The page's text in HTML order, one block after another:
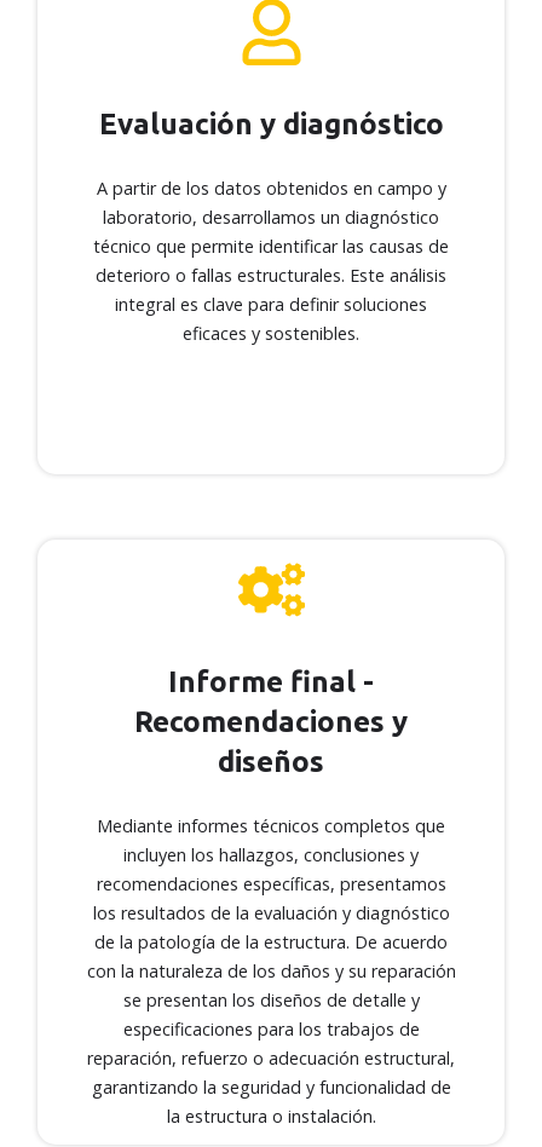
Evaluación y diagnóstico
A partir de los datos obtenidos en campo y
laboratorio, desarrollamos un diagnóstico
técnico que permite identificar las causas de
deterioro o fallas estructurales. Este análisis
integral es clave para definir soluciones
eficaces y sostenibles.
Evaluación y diagnóstico
A partir de los datos obtenidos en campo y
técnico que permite identificar las causas de
deterioro o fallas estructurales. Este análisis
integral es clave para definir soluciones
eficaces y sostenibles.
Informe final -
Recomendaciones y
diseños
Mediante informes técnicos completos que
incluyen los hallazgos, conclusiones y
recomendaciones específicas, presentamos
los resultados de la evaluación y diagnóstico
de la patología de la estructura. De acuerdo
con la naturaleza de los daños y su reparación
se presentan los diseños de detalle y
especificaciones para los trabajos de
reparación, refuerzo o adecuación estructural,
garantizando la seguridad y funcionalidad de
la estructura o instalación.
Recomendaciones y diseños
Mediante informes técnicos completos que
incluyen los hallazgos, conclusiones y
los resultados de la evaluación y diagnóstico
de la patología de la estructura. De acuerdo
con la naturaleza de los daños y su
reparación se presentan los diseños de
detalle y especificaciones para los trabajos de
reparación, refuerzo o adecuación
estructural, garantizando la seguridad y
funcionalidad de la estructura o instalación.